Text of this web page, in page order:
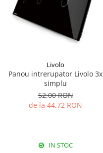
Livolo
Panou intrerupator Livolo 3x
simplu
52,00 RON
de la 44,72 RON
IN STOC